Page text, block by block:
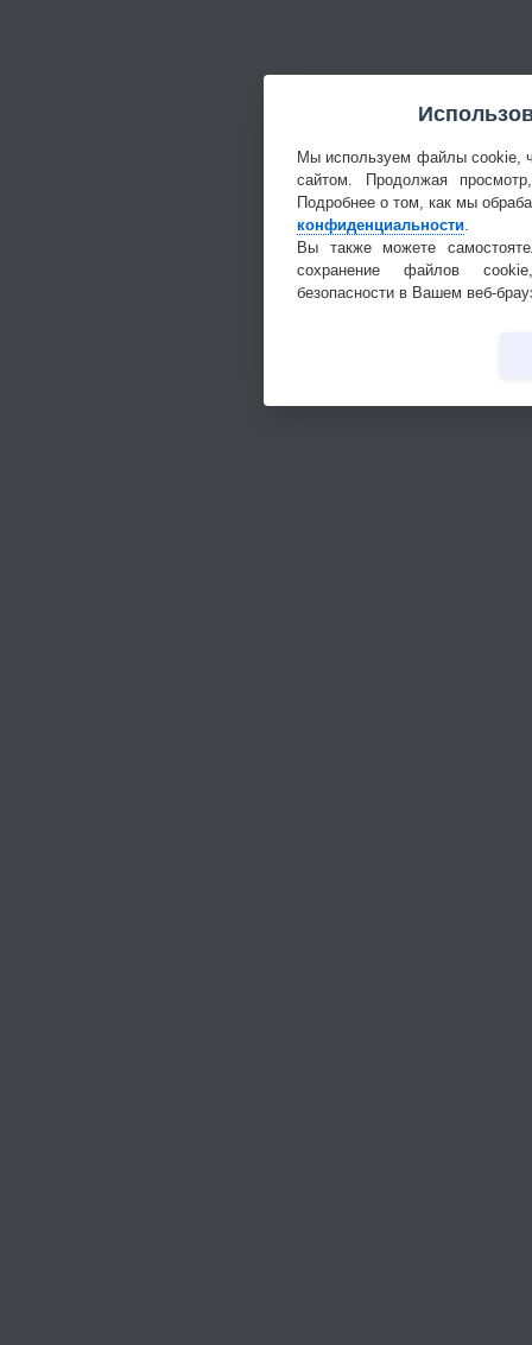
Мы используем файлы cookie,
сайтом. Продолжая
Подробнее о том, как мы
конфиденциальности.
Вы также можете
сохранение файлов
безопасности в Вашем веб-